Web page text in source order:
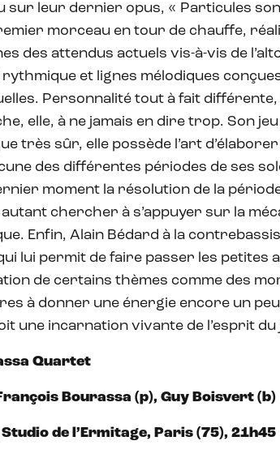
sur leur dernier opus, « Particules
morceau en tour de chauffe,
des attendus actuels vis-à-vis de
et lignes mélodiques
Personnalité tout à fait différente,
elle, à ne jamais en dire trop. Son
très sûr, elle possède l’art
des différentes périodes de ses
moment la résolution de la
chercher à s’appuyer sur la
Enfin, Alain Bédard à la
lui permit de faire passer les petites
de certains thèmes comme des
à donner une énergie encore un
une incarnation vivante de l’esprit du
Quartet
Bourassa (p), Guy Boisvert (b)
de l’Ermitage, Paris (75), 21h45